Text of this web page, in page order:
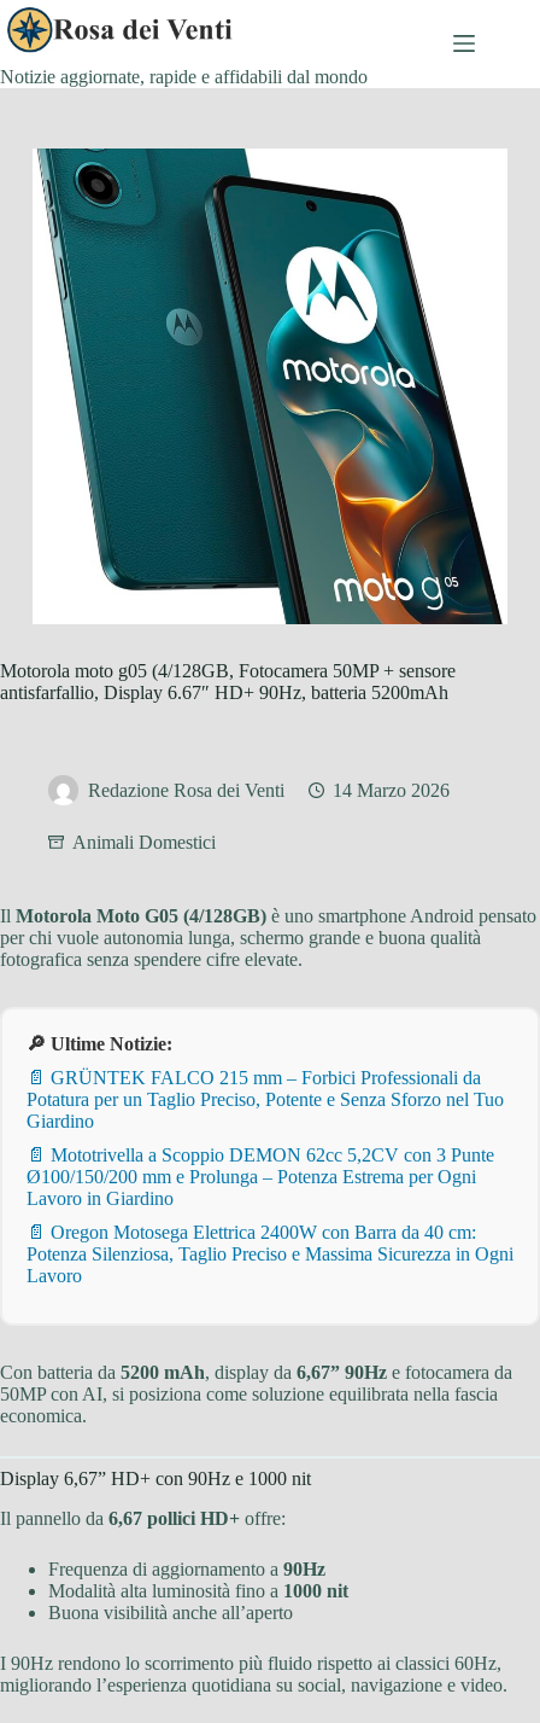
Salta
al
contenuto
Notizie aggiornate, rapide e affidabili dal mondo
Motorola moto g05 (4/128GB, Fotocamera 50MP + sensore
antisfarfallio, Display 6.67″ HD+ 90Hz, batteria 5200mAh
Redazione Rosa dei Venti 14 Marzo 2026
Animali Domestici
Il Motorola Moto G05 (4/128GB) è uno smartphone Android pensato
per chi vuole autonomia lunga, schermo grande e buona qualità
fotografica senza spendere cifre elevate.
🔎 Ultime Notizie:
📄 GRÜNTEK FALCO 215 mm – Forbici Professionali da
Potatura per un Taglio Preciso, Potente e Senza Sforzo nel Tuo
Giardino
📄 Mototrivella a Scoppio DEMON 62cc 5,2CV con 3 Punte
Ø100/150/200 mm e Prolunga – Potenza Estrema per Ogni
Lavoro in Giardino
📄 Oregon Motosega Elettrica 2400W con Barra da 40 cm:
Potenza Silenziosa, Taglio Preciso e Massima Sicurezza in Ogni
Lavoro
Con batteria da 5200 mAh, display da 6,67” 90Hz e fotocamera da
50MP con AI, si posiziona come soluzione equilibrata nella fascia
economica.
Display 6,67” HD+ con 90Hz e 1000 nit
Il pannello da 6,67 pollici HD+ offre:
Frequenza di aggiornamento a 90Hz
Modalità alta luminosità fino a 1000 nit
Buona visibilità anche all’aperto
I 90Hz rendono lo scorrimento più fluido rispetto ai classici 60Hz,
migliorando l’esperienza quotidiana su social, navigazione e video.